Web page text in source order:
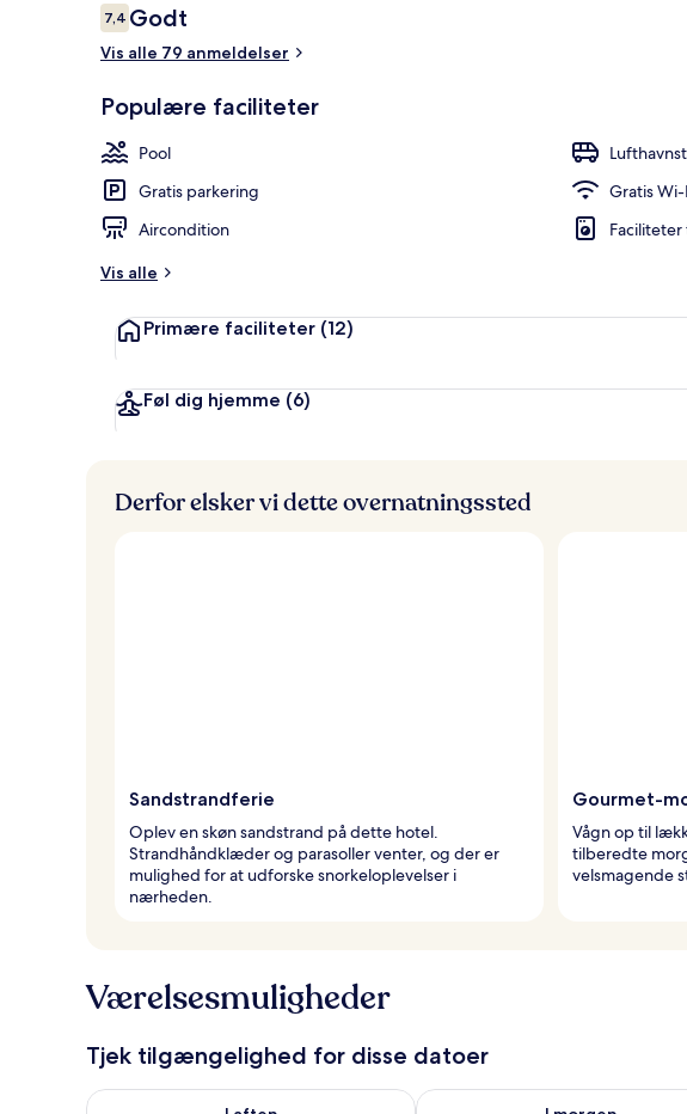
Anmeldelser
7,47,4 ud af 10.
Godt
Vis alle 79 anmeldelser
Populære faciliteter
Pool
Gratis parkering
Gratis Wi-
Aircondition
Faciliteter
Vis alle
Primære faciliteter (12)
Føl dig hjemme (6)
Derfor elsker vi dette overnatningssted
Sandstrandferie
Oplev en skøn sandstrand på dette hotel.
Strandhåndklæder og parasoller venter, og der er
mulighed for at udforske snorkeloplevelser i
nærheden.
Gourmet-
Vågn op til
tilberedte
velsmagende
Værelsesmuligheder
Tjek tilgængelighed for disse datoer
Tjek tilgængelighed for i aften aug. 8 - aug. 9Tjek tilgængelighed for i